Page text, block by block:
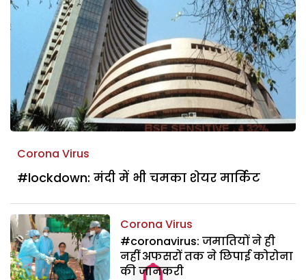
Corona Virus
#lockdown: मंदी में भी चमका शेयर मार्किट
Corona Virus
#coronavirus: जमातियों ने ही
नहीं अफसरों तक ने छिपाई कोरोना
की जानकरी